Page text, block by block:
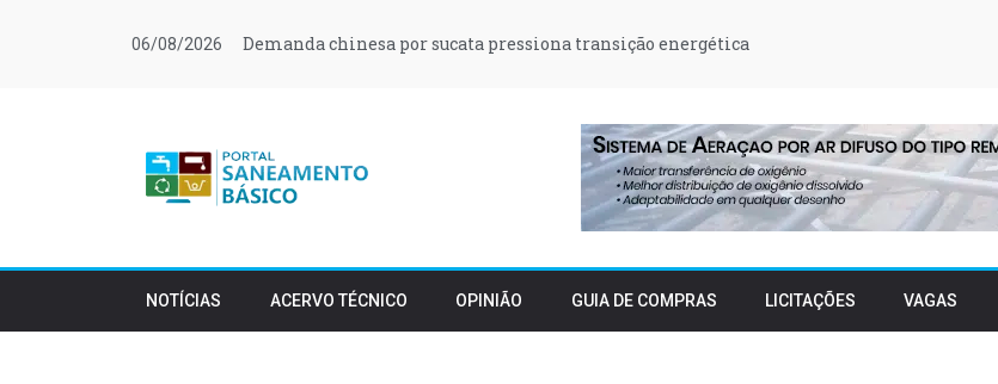
06/08/2026 Demanda chinesa por sucata pressiona transição energética
NOTÍCIAS ACERVO TÉCNICO OPINIÃO GUIA DE COMPRAS LICITAÇÕES VAGAS